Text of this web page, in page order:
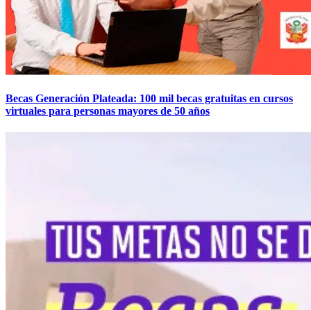
Becas Generación Plateada: 100 mil becas gratuitas en cursos
virtuales para personas mayores de 50 años